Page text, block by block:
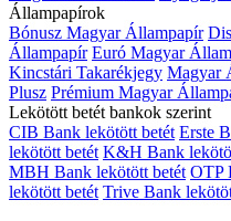
Állampapírok
Bónusz Magyar Állampapír
Állampapír Euró Magyar
Kincstári Takarékjegy Magyar
Plusz Prémium Magyar
Lekötött betét bankok szerint
CIB Bank lekötött betét Erste
lekötött betét K&H Bank
MBH Bank lekötött betét OTP
lekötött betét Trive Bank